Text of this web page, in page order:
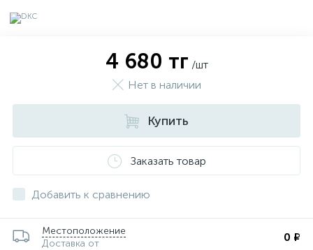
4 680 тг /шт
Нет в наличии
Купить
Заказать товар
Добавить к сравнению
Местоположение
Доставка от
0 ₽